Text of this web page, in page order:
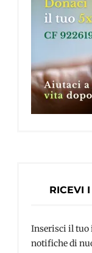
RICEVI
Inserisci il tuo
notifiche di